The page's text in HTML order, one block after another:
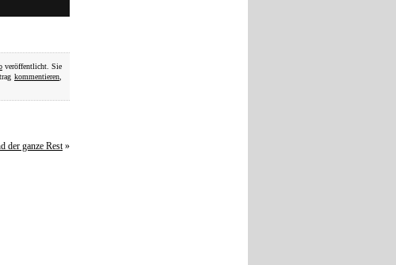
veröffentlicht. Sie
kommentieren
der ganze Rest»